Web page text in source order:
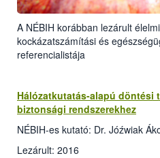
A NÉBIH korábban lezárult
kockázatszámítási és
referencialistája
Hálózatkutatás-alapú döntési
biztonsági rendszerekhez
NÉBIH-es kutató: Dr. Jóźwiak
Lezárult: 2016